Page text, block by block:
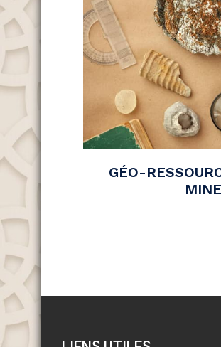
GÉO-